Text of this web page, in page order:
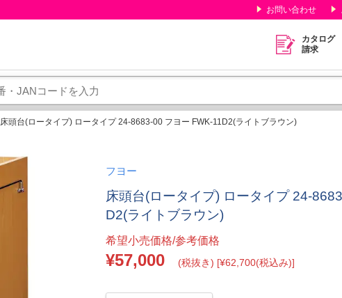
お問い合わせ
カタログ
請求
床頭台(ロータイプ) ロータイプ 24-8683-00 フヨー FWK-11D2(ライトブラウン)
フヨー
床頭台(ロータイプ) ロータイプ 24-
D2(ライトブラウン)
希望小売価格/参考価格
¥57,000 (税抜き) [¥62,700(税込み)]